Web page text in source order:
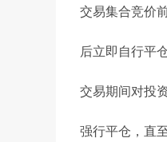
交易集合竞价
后立即自行平
交易期间对投
强行平仓，直